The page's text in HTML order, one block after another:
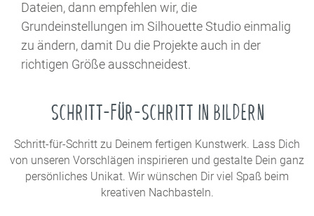
Dateien, dann empfehlen wir, die
Grundeinstellungen im Silhouette Studio einmalig
zu ändern, damit Du die Projekte auch in der
richtigen Größe ausschneidest.
SCHRITT-FÜR-SCHRITT IN BILDERN
Schritt-für-Schritt zu Deinem fertigen Kunstwerk. Lass Dich
von unseren Vorschlägen inspirieren und gestalte Dein ganz
persönliches Unikat. Wir wünschen Dir viel Spaß beim
kreativen Nachbasteln.